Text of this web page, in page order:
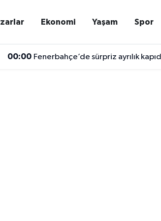
Ekonomi Yaşam Spor
00:00 Fenerbahçe’de sürpriz ayrılık